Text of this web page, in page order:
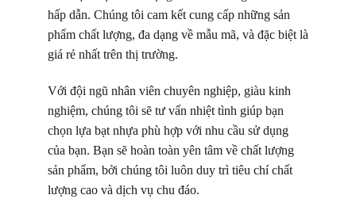
hấp dẫn. Chúng tôi cam kết cung cấp những sản
phẩm chất lượng, đa dạng về mẫu mã, và đặc biệt là
giá rẻ nhất trên thị trường.
Với đội ngũ nhân viên chuyên nghiệp, giàu kinh
nghiệm, chúng tôi sẽ tư vấn nhiệt tình giúp bạn
chọn lựa bạt nhựa phù hợp với nhu cầu sử dụng
của bạn. Bạn sẽ hoàn toàn yên tâm về chất lượng
sản phẩm, bởi chúng tôi luôn duy trì tiêu chí chất
lượng cao và dịch vụ chu đáo.